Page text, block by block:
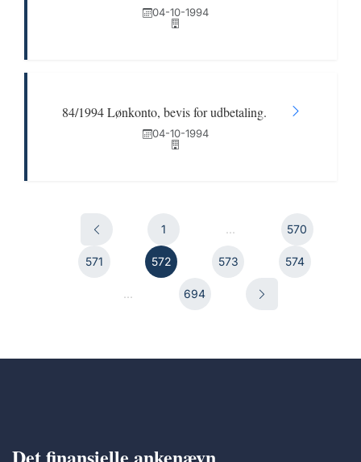
04-10-1994
84/1994 Lønkonto, bevis for udbetaling.
04-10-1994
1 ... 570
571 572 573 574
... 694